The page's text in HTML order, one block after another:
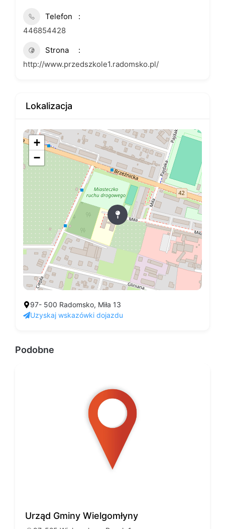
Telefon
446854428
Strona
http://www.przedszkole1.radomsko.pl/
Lokalizacja
+
−
97- 500 Radomsko, Miła 13
Uzyskaj wskazówki dojazdu
Podobne
Urząd Gminy Wielgomłyny